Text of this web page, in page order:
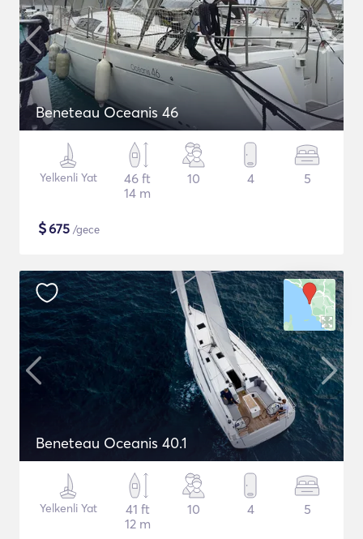
Beneteau Oceanis 46
Yelkenli Yat
46 ft
14 m
10 4 5
$675 /gece
Beneteau Oceanis 40.1
Yelkenli Yat
41 ft
12 m
10 4 5